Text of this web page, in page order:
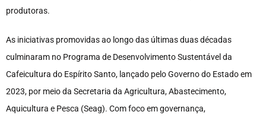
produtoras.
As iniciativas promovidas ao longo das últimas duas décadas
culminaram no Programa de Desenvolvimento Sustentável da
Cafeicultura do Espírito Santo, lançado pelo Governo do Estado em
2023, por meio da Secretaria da Agricultura, Abastecimento,
Aquicultura e Pesca (Seag). Com foco em governança,